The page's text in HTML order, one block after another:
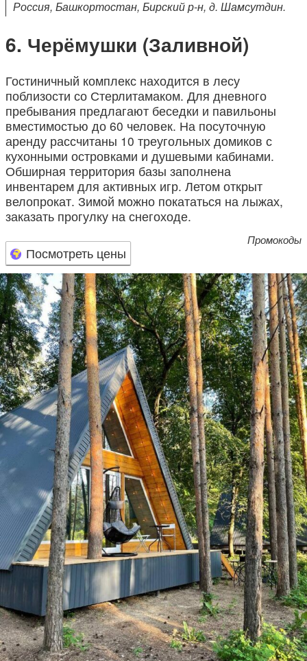
Россия, Башкортостан, Бирский р-н, д. Шамсутдин.
Черёмушки (Заливной)
Гостиничный комплекс находится в лесу
поблизости со Стерлитамаком. Для дневного
пребывания предлагают беседки и павильоны
вместимостью до 60 человек. На посуточную
аренду рассчитаны 10 треугольных домиков с
кухонными островками и душевыми кабинами.
Обширная территория базы заполнена
инвентарем для активных игр. Летом открыт
велопрокат. Зимой можно покататься на лыжах,
заказать прогулку на снегоходе.
Посмотреть цены
Промокоды